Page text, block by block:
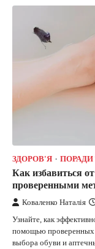
ЗДОРОВ'Я
Как избавиться
проверенными
Коваленко Наталія
Узнайте, как
помощью проверенных
выбора обуви и